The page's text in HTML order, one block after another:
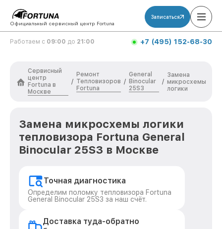
Официальный сервисный центр Fortuna
Записаться
Работаем с 09:00 до 21:00 +7 (495) 152-68-30
Сервисный
центр
Fortuna в
Москве
/
Ремонт
Тепловизоров
Fortuna
/
General
Binocular
25S3
/
Замена
микросхемы
логики
Замена микросхемы логики
тепловизора Fortuna General
Binocular 25S3 в Москве
Точная диагностика
Определим поломку тепловизора Fortuna
General Binocular 25S3 за наш счёт.
Доставка туда-обратно